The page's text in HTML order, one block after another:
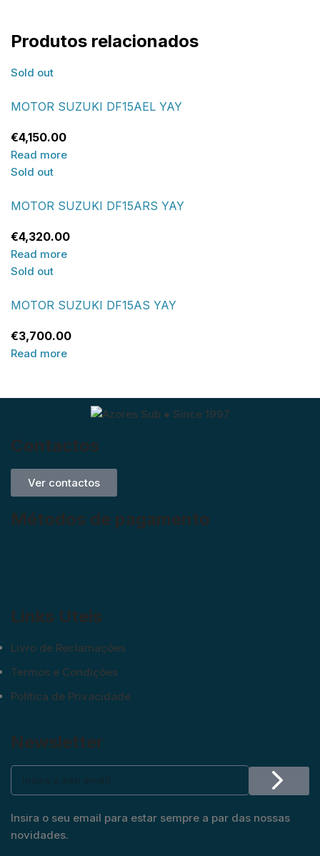
Produtos relacionados
Sold out
MOTOR SUZUKI DF15AEL YAY
€4,150.00
Read more
Sold out
MOTOR SUZUKI DF15ARS YAY
€4,320.00
Read more
Sold out
MOTOR SUZUKI DF15AS YAY
€3,700.00
Read more
Contactos
Ver contactos
Métodos de pagamento
Links Uteis
Livro de Reclamações
Termos e Condições
Política de Privacidade
Newsletter
Insira o seu email para estar sempre a par das nossas
novidades.